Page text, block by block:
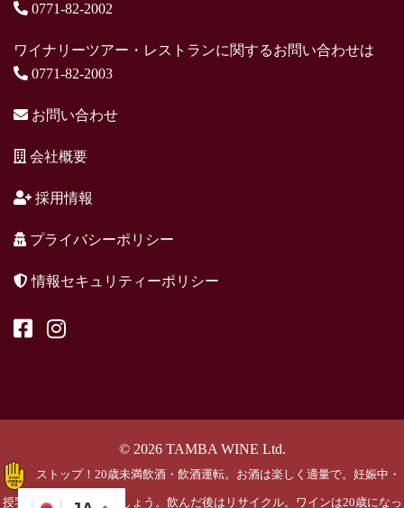
0771-82-2002
ワイナリーツアー・レストランに関するお問い合わせは
0771-82-2003
お問い合わせ
会社概要
採用情報
プライバシーポリシー
情報セキュリティーポリシー
© 2026 TAMBA WINE Ltd.
ストップ！20歳未満飲酒・飲酒運転。お酒は楽しく適量で。妊娠中・
授乳期の飲酒はやめましょう。飲んだ後はリサイクル。ワインは20歳になっ